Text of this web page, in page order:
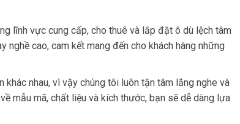
lĩnh vực cung cấp, cho thuê và lắp đặt ô dù lệch tâm
nghề cao, cam kết mang đến cho khách hàng những
khác nhau, vì vậy chúng tôi luôn tận tâm lắng nghe và
mẫu mã, chất liệu và kích thước, bạn sẽ dễ dàng lựa